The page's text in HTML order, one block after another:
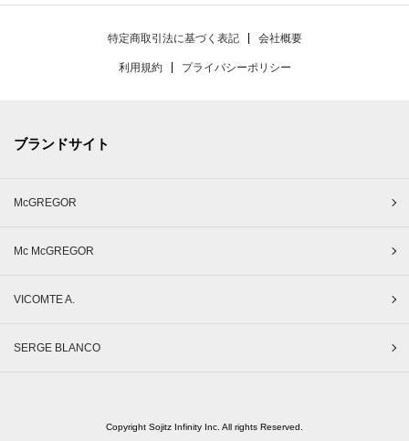
特定商取引法に基づく表記 会社概要
利用規約 プライバシーポリシー
ブランドサイト
McGREGOR
Mc McGREGOR
VICOMTE A.
SERGE BLANCO
Copyright Sojitz Infinity Inc. All rights Reserved.